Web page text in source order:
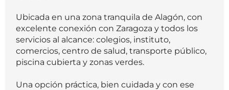
Ubicada en una zona tranquila de Alagón, con
excelente conexión con Zaragoza y todos los
servicios al alcance: colegios, instituto,
comercios, centro de salud, transporte público,
piscina cubierta y zonas verdes.
Una opción práctica, bien cuidada y con ese